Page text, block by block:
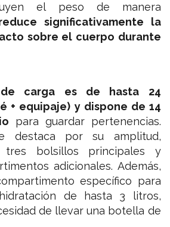
el peso de manera
significativamente la
sobre el cuerpo durante
de carga es de hasta 24
+ equipaje) y dispone de 14
para guardar pertenencias.
destaca por su amplitud,
tres bolsillos principales y
adicionales. Además,
específico para
de hasta 3 litros,
de llevar una botella de